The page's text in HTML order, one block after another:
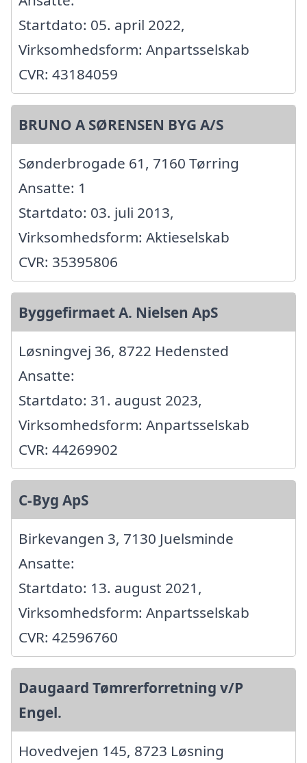
Startdato: 05. april 2022,
Virksomhedsform: Anpartsselskab
CVR: 43184059
BRUNO A SØRENSEN BYG A/S
Sønderbrogade 61, 7160 Tørring
Ansatte: 1
Startdato: 03. juli 2013,
Virksomhedsform: Aktieselskab
CVR: 35395806
Byggefirmaet A. Nielsen ApS
Løsningvej 36, 8722 Hedensted
Ansatte:
Startdato: 31. august 2023,
Virksomhedsform: Anpartsselskab
CVR: 44269902
C-Byg ApS
Birkevangen 3, 7130 Juelsminde
Ansatte:
Startdato: 13. august 2021,
Virksomhedsform: Anpartsselskab
CVR: 42596760
Daugaard Tømrerforretning v/P
Engel.
Hovedvejen 145, 8723 Løsning